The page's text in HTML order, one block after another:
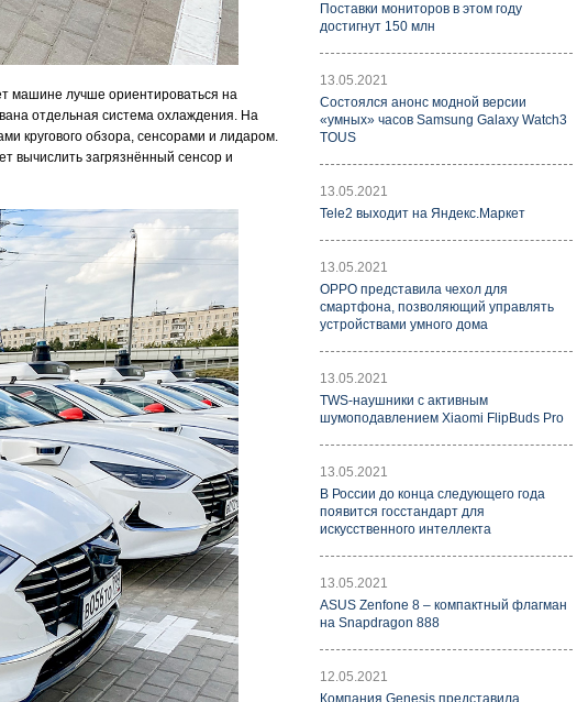
машине лучше ориентироваться на
отдельная система охлаждения. На
кругового обзора, сенсорами и лидаром.
вычислить загрязнённый сенсор и
Поставки мониторов в этом году
достигнут 150 млн
13.05.2021
Состоялся анонс модной версии
«умных» часов Samsung Galaxy Watch3
TOUS
13.05.2021
Tele2 выходит на Яндекс.Маркет
13.05.2021
OPPO представила чехол для
смартфона, позволяющий управлять
устройствами умного дома
13.05.2021
TWS-наушники с активным
шумоподавлением Xiaomi FlipBuds Pro
13.05.2021
В России до конца следующего года
появится госстандарт для
искусственного интеллекта
13.05.2021
ASUS Zenfone 8 – компактный флагман
на Snapdragon 888
12.05.2021
Компания Genesis представила